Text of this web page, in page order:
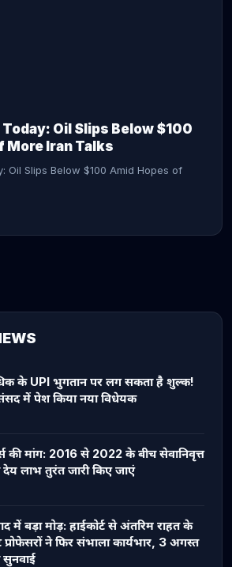
Oil Slips Below $100
More Iran Talks
Oil Slips Below $100 Amid Hopes of
के UPI भुगतान पर लग सकता है शुल्क!
में पेश किया नया विधेयक
की मांग: 2016 से 2022 के बीच सेवानिवृत्त
लाभ तुरंत जारी किए जाएं
में बड़ा मोड़: हाईकोर्ट से अंतरिम राहत के
ने फिर संभाला कार्यभार, 3 अगस्त
सुनवाई